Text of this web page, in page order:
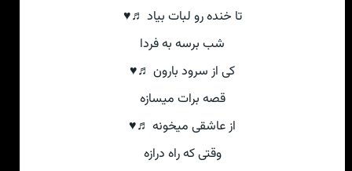
تا خنده رو لبات بیاد ♬♥
شب برسه به فردا
کی از سرود بارون ♬♥
قصه برات میسازه
از عاشقی میخونه ♬♥
وقتی که راه درازه